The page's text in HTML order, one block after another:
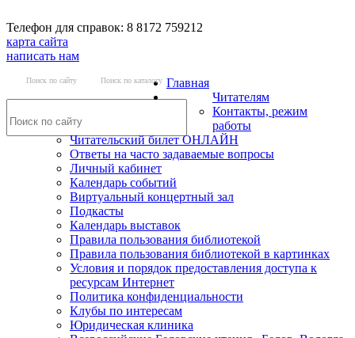
Телефон для справок: 8 8172 759212
карта сайта
написать нам
Поиск по сайту Поиск по каталогу Главная
Читателям
Контакты, режим
работы
Читательский билет ОНЛАЙН
Ответы на часто задаваемые вопросы
Личный кабинет
Календарь событий
Виртуальный концертный зал
Подкасты
Календарь выставок
Правила пользования библиотекой
Правила пользования библиотекой в картинках
Условия и порядок предоставления доступа к
ресурсам Интернет
Политика конфиденциальности
Клубы по интересам
Юридическая клиника